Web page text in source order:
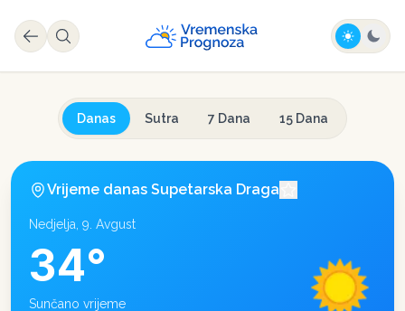
Danas Sutra 7 Dana 15 Dana
Vrijeme danas Supetarska Draga
Nedjelja, 9. Avgust
34°
Sunčano vrijeme